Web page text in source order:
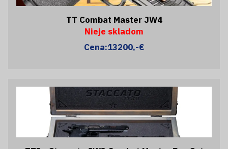
TT Combat Master JW4
Nieje skladom
Cena:13200,-€